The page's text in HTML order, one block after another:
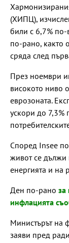
(ХИПЦ),
били с 6,7%
по-рано, както
сряда след
През ноември
високото ниво
еврозоната.
ускори до 7,3%
Според Insee
живот се
енергията и на
Ден по-рано за
инфлацията
Министърът на
заяви пред